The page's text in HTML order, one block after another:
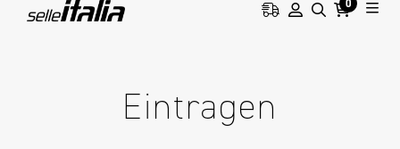
0
Eintragen